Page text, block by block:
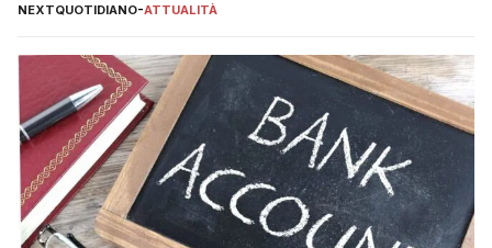
NEXTQUOTIDIANO-ATTUALITÀ